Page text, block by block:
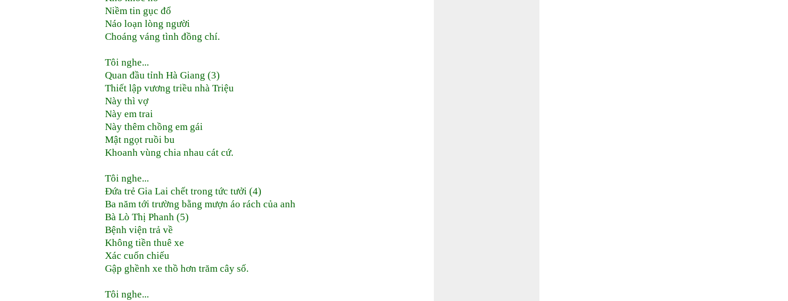
Niềm tin gục đổ
Náo loạn lòng người
Choáng váng tình đồng chí.
Tôi nghe...
Quan đầu tỉnh Hà Giang (3)
Thiết lập vương triều nhà Triệu
Này thì vợ
Này em trai
Này thêm chồng em gái
Mật ngọt ruồi bu
Khoanh vùng chia nhau cát cứ.
Tôi nghe...
Đứa trẻ Gia Lai chết trong tức tưởi (4)
Ba năm tới trường bằng mượn áo rách của anh
Bà Lò Thị Phanh (5)
Bệnh viện trả về
Không tiền thuê xe
Xác cuốn chiếu
Gập ghềnh xe thồ hơn trăm cây số.
Tôi nghe...